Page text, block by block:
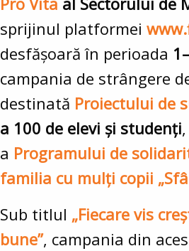
sprijinul platformei
desfășoară în perioada
campania de strângere
destinată Proiectului de
a 100 de elevi și studenți
a Programului de
familia cu mulți copii
Sub titlul „Fiecare vis
bune”, campania din